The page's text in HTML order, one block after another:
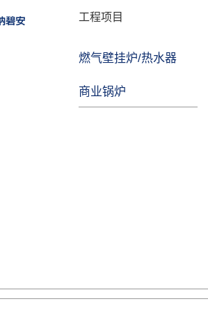
工程项目
燃气壁挂炉/热水器
商业锅炉